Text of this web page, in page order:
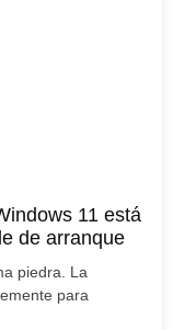
11 está
de arranque
piedra. La
para